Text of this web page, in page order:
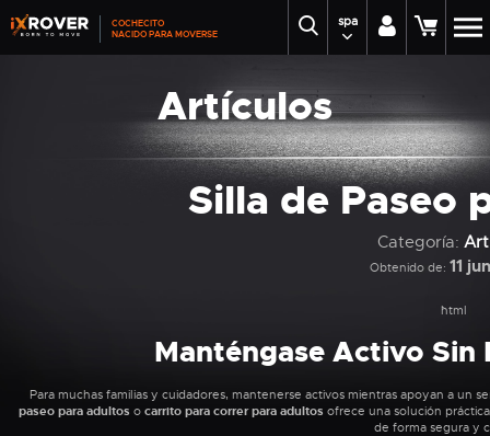
COCHECITO
NACIDO PARA MOVERSE
spa
Artículos
Silla de Paseo
Categoría:
Obtenido de: 11
```html
Manténgase Activo Sin
Para muchas familias y cuidadores, mantenerse activos mientras apoyan a un
paseo para adultos o carrito para correr para adultos ofrece una solución
de forma segura y